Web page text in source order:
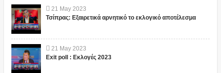
21 May 2023
Τσίπρας: Εξαιρετικά αρνητικό το εκλογικό αποτέλεσμα
21 May 2023
Exit poll : Εκλογές 2023